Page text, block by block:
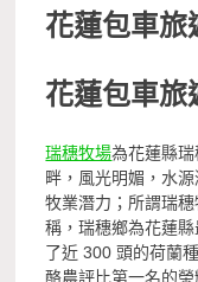
花蓮包車旅
花蓮包車旅
瑞穗牧場為花蓮縣
畔，風光明媚，水
牧業潛力；所謂瑞
稱，瑞穗鄉為花蓮
了近 300 頭的荷蘭
酪農評比第一名的